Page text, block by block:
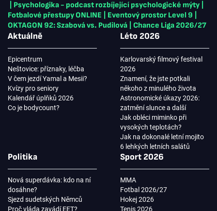
Psychologika - podcast rozbíjející psychologické mýty
Fotbalové přestupy ONLINE
Eventový prostor Level 9
OKTAGON 92: Szabová vs. Pudilová
Chance Liga 2026/27
Aktuálně
Epicentrum
Neštovice: příznaky, léčba
V čem jezdí Yamal a Mesii?
Kvízy pro seniory
Kalendář úplňků 2026
Co je bodycount?
Léto 2026
Karlovarský filmový festival
2026
Znamení, že jste potkali
někoho z minulého života
Astronomické úkazy 2026:
zatmění slunce a další
Jak obléci miminko při
vysokých teplotách?
Jak na dokonalé letní mojito
6 lehkých letních salátů
Politika
Nová superdávka: kdo na ní
dosáhne?
Sjezd sudetských Němců
Proč vláda zavádí EET?
Sport 2026
MMA
Fotbal 2026/27
Hokej 2026
Tenis 2026